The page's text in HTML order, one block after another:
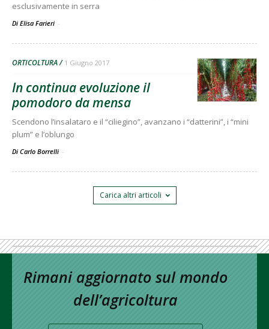
esclusivamente in serra
Di Elisa Farieri -
ORTICOLTURA 1 Giugno 2017
In continua evoluzione il
pomodoro da mensa
Scendono l’insalataro e il “ciliegino”, avanzano i “datterini”, i “mini
plum” e l’oblungo
Di Carlo Borrelli -
Carica altri articoli
Rimani aggiornato sul mondo
dell’agricoltura